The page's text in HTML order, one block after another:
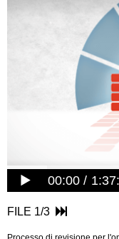
00:00
FILE 1/3